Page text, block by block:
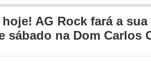
hoje! AG Rock fará a
sábado na Dom Carlos